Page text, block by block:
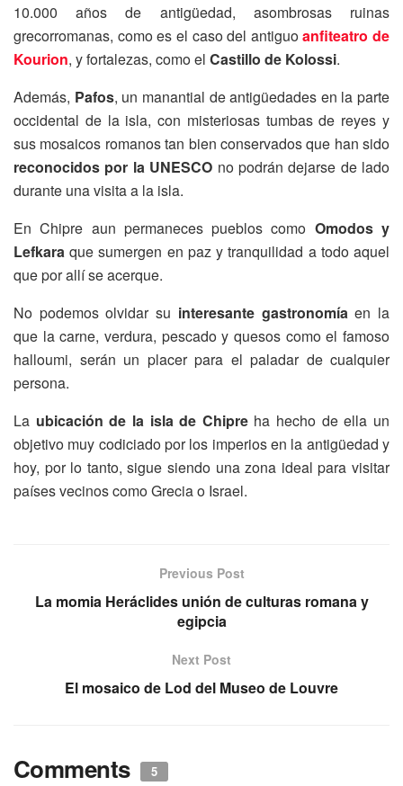
10.000 años de antigüedad, asombrosas ruinas
grecorromanas, como es el caso del antiguoanfiteatro de
Kourion, y fortalezas, como el Castillo de Kolossi.
Además, Pafos, un manantial de antigüedades en la parte
occidental de la isla, con misteriosas tumbas de reyes y
sus mosaicos romanos tan bien conservados que han sido
reconocidos por la UNESCO no podrán dejarse de lado
durante una visita a la isla.
En Chipre aun permaneces pueblos como Omodos y
Lefkara que sumergen en paz y tranquilidad a todo aquel
que por allí se acerque.
No podemos olvidar su interesante gastronomíaen la
que la carne, verdura, pescado y quesos como el famoso
halloumi, serán un placer para el paladar de cualquier
persona.
La ubicación de la isla de Chipreha hecho de ella un
objetivo muy codiciado por los imperios en la antigüedad y
hoy, por lo tanto, sigue siendo una zona ideal para visitar
países vecinos como Grecia o Israel.
Previous Post
La momia Heráclides unión de culturas romana y
egipcia
Next Post
El mosaico de Lod del Museo de Louvre
Comments 5